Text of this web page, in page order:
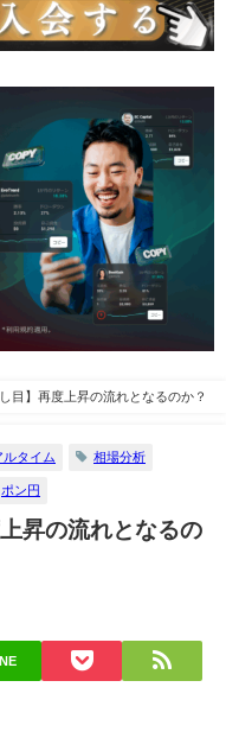
目】再度上昇の流れとなるのか？
ルタイム 相場分析
ポン円
昇の流れとなるの